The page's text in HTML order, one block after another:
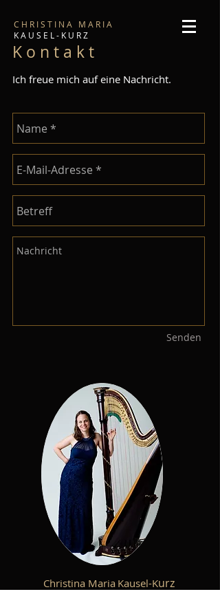
C H R I S T I N A M A R I A
K A U S E L - K U R Z
K o n t a k t
Ich freue mich auf eine Nachricht.
Senden
Christina Maria Kausel-Kurz